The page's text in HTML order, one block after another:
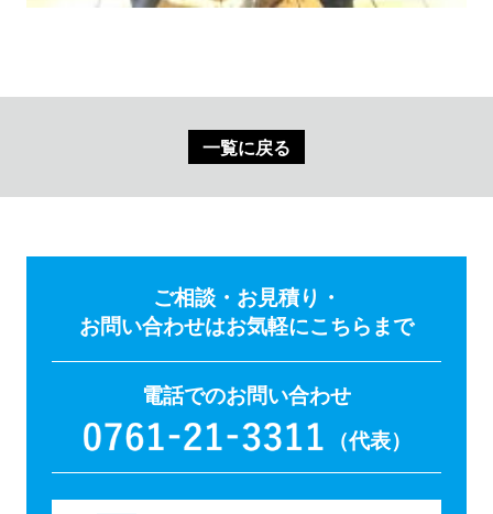
一覧に戻る
ご相談・お見積り・
お問い合わせはお気軽にこちらまで
電話でのお問い合わせ
（代表）